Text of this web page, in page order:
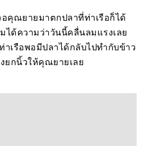
อคุณยายมาตกปลาที่ท่าเรือก็ได้
ได้ความว่าวันนี้คลื่นลมแรงเลย
เรือพอมีปลาได้กลับไปทำกับข้าว
ยกนิ้วให้คุณยายเลย